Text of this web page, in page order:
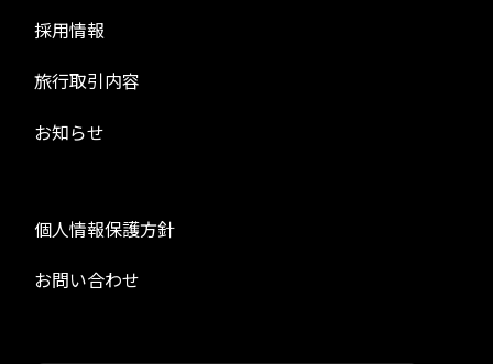
採用情報
旅行取引内容
お知らせ
個人情報保護方針
お問い合わせ